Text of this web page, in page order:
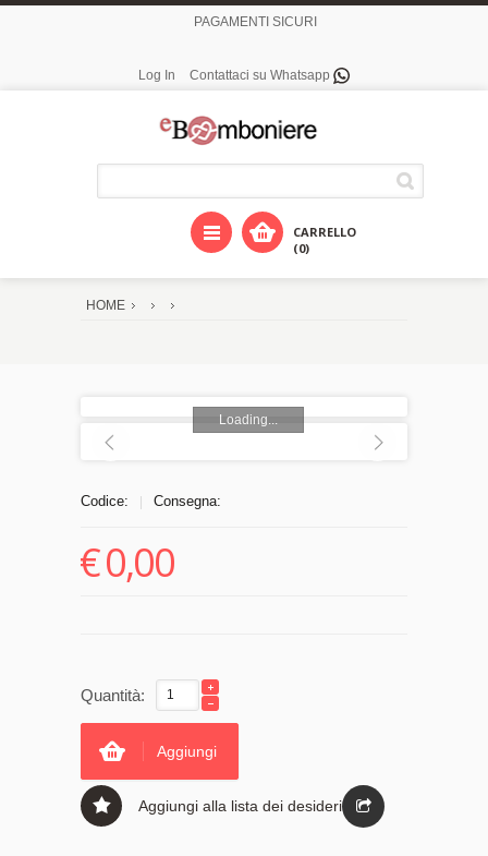
PAGAMENTI SICURI
Log In Contattaci su Whatsapp
CARRELLO
(0)
HOME
Loading...
Codice: Consegna:
€0,00
Quantità:
Aggiungi
Aggiungi alla lista dei desideri